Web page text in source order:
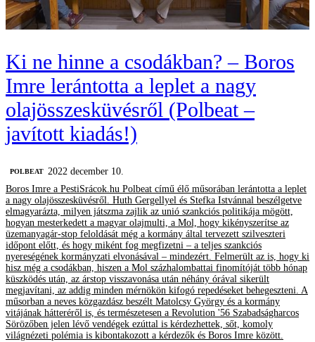
Ki ne hinne a csodákban? – Boros
Imre lerántotta a leplet a nagy
olajösszesküvésről (Polbeat –
javított kiadás!)
‎POLBEAT 2022 december 10.
Boros Imre a PestiSrácok.hu Polbeat című élő műsorában lerántotta a leplet
a nagy olajösszesküvésről. Huth Gergellyel és Stefka Istvánnal beszélgetve
elmagyarázta, milyen játszma zajlik az unió szankciós politikája mögött,
hogyan mesterkedett a magyar olajmulti, a Mol, hogy kikényszerítse az
üzemanyagár-stop feloldását még a kormány által tervezett szilveszteri
időpont előtt, és hogy miként fog megfizetni – a teljes szankciós
nyereségének kormányzati elvonásával – mindezért. Felmerült az is, hogy ki
hisz még a csodákban, hiszen a Mol százhalombattai finomítóját több hónap
küszködés után, az árstop visszavonása után néhány órával sikerült
megjavítani, az addig minden mérnökön kifogó repedéseket behegeszteni. A
műsorban a neves közgazdász beszélt Matolcsy György és a kormány
vitájának hátteréről is, és természetesen a Revolution '56 Szabadságharcos
Sörözőben jelen lévő vendégek ezúttal is kérdezhettek, sőt, komoly
világnézeti polémia is kibontakozott a kérdezők és Boros Imre között.